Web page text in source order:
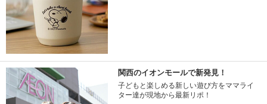
関西のイオンモールで新発見！
子どもと楽しめる新しい遊び方をママライ
ター達が現地から最新リポ！